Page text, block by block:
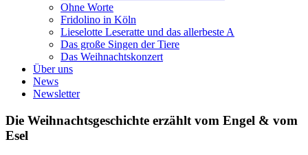
Ohne Worte
Fridolino in Köln
Lieselotte Leseratte und das allerbeste A
Das große Singen der Tiere
Das Weihnachtskonzert
Über uns
News
Newsletter
Die Weihnachtsgeschichte erzählt vom Engel & vom
Esel